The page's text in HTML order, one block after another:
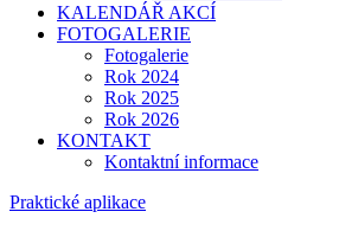
KALENDÁŘ AKCÍ
FOTOGALERIE
Fotogalerie
Rok 2024
Rok 2025
Rok 2026
KONTAKT
Kontaktní informace
Praktické aplikace